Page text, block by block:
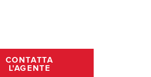
CONTATTA
L'AGENTE